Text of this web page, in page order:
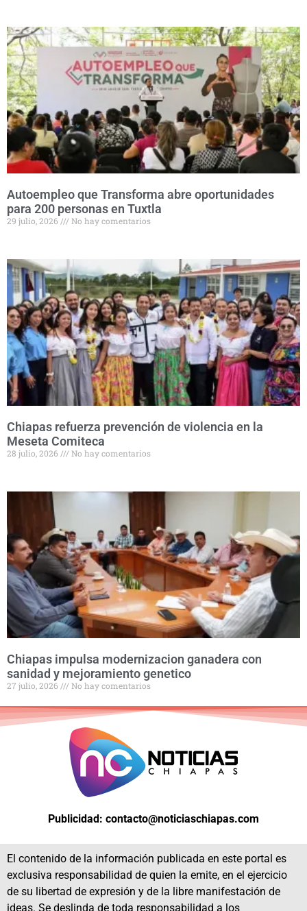
Autoempleo que Transforma abre oportunidades
para 200 personas en Tuxtla
29 julio, 2026 No hay comentarios
Chiapas refuerza prevención de violencia en la
Meseta Comiteca
28 julio, 2026 No hay comentarios
Chiapas impulsa modernizacion ganadera con
sanidad y mejoramiento genetico
27 julio, 2026 No hay comentarios
Publicidad: contacto@noticiaschiapas.com
El contenido de la información publicada en este portal es
exclusiva responsabilidad de quien la emite, en el ejercicio
de su libertad de expresión y de la libre manifestación de
ideas. Se deslinda de toda responsabilidad a los